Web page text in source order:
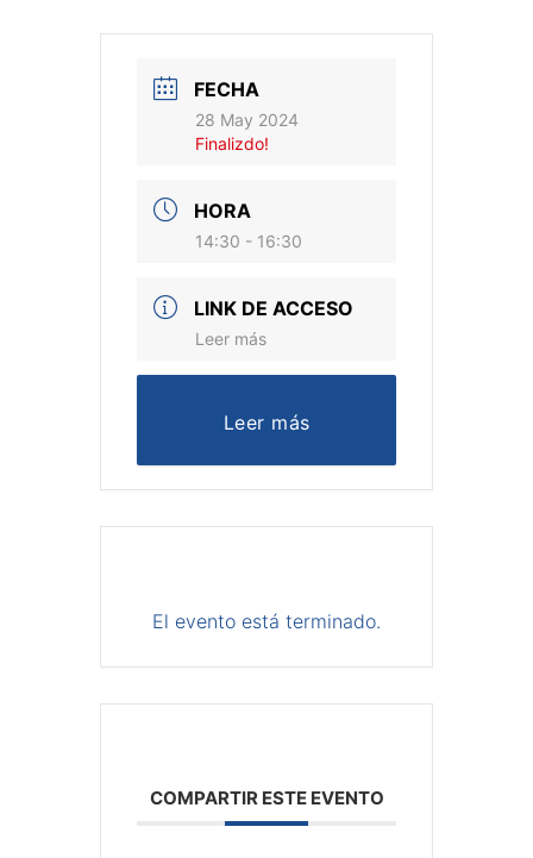
FECHA
28 May 2024
Finalizdo!
HORA
14:30 - 16:30
LINK DE ACCESO
Leer más
Leer más
El evento está terminado.
COMPARTIR ESTE EVENTO